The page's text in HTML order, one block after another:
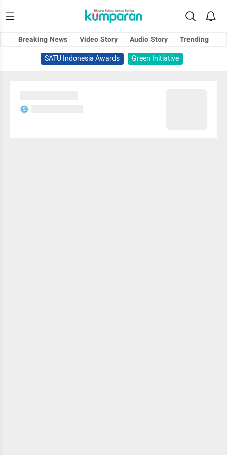
Breaking News Video Story Audio Story
Trending
SATU Indonesia Awards
Green Initiative
S